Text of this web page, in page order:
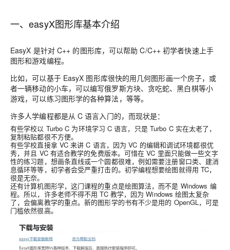
一、easyX图形库基本介绍
EasyX 是针对 C++ 的图形库，可以帮助 C/C++ 初学者快速上手
图形和游戏编程。
比如，可以基于 EasyX 图形库很快的用几何图形画一个房子，或
者一辆移动的小车，可以编写俄罗斯方块、贪吃蛇、黑白棋等小
游戏，可以练习图形学的各种算法，等等。
许多人学编程都是从 C 语言入门的，而现状是：
有些学校以 Turbo C 为环境学习 C 语言，只是 Turbo C 实在太老了，
复制粘贴都很不方便。
有些学校直接拿 VC 来讲 C 语言，因为 VC 的编辑和调试环境都很优
秀，并且 VC 有适合教学的免费版本。可惜在 VC 里面只能做一些文字
性的练习题，想画条直线或一个圆都很难，例如需要注册窗口类、建消
息循环等等，初学者会受严重打击的。初学编程想要绘图就得用 TC，
很是无奈。
还有计算机图形学，这门课程的重点是绘图算法，而不是 Windows 编
程。所以，许多老师不得不用 TC 教学，因为 Windows 绘图太复杂
了，会偏离教学的重点。新的图形学的书有不少是用的 OpenGL，可是
门槛依然很高。